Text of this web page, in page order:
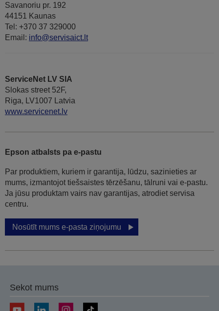
Savanoriu pr. 192
44151 Kaunas
Tel: +370 37 329000
Email: info@servisaict.lt
ServiceNet LV SIA
Slokas street 52F,
Riga, LV1007 Latvia
www.servicenet.lv
Epson atbalsts pa e-pastu
Par produktiem, kuriem ir garantija, lūdzu, sazinieties ar
mums, izmantojot tiešsaistes tērzēšanu, tālruni vai e-pastu.
Ja jūsu produktam vairs nav garantijas, atrodiet servisa
centru.
Nosūtīt mums e-pasta ziņojumu
Sekot mums